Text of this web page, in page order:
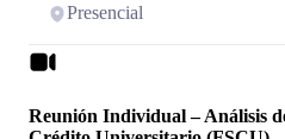
Presencial
Reunión Individual – Análisis